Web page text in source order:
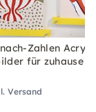
Zahlen Acryl-
für zuhause
Versand